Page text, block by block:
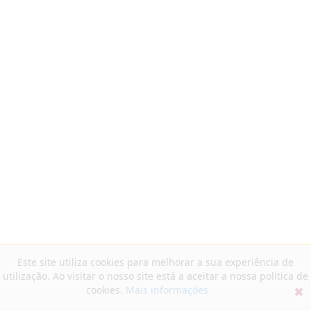
Este site utiliza cookies para melhorar a sua experiência de
utilização. Ao visitar o nosso site está a aceitar a nossa política de
cookies. Mais informações ✖